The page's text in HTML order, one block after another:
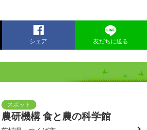
シェア 友だちに送る
農研機構 食と農の科学館